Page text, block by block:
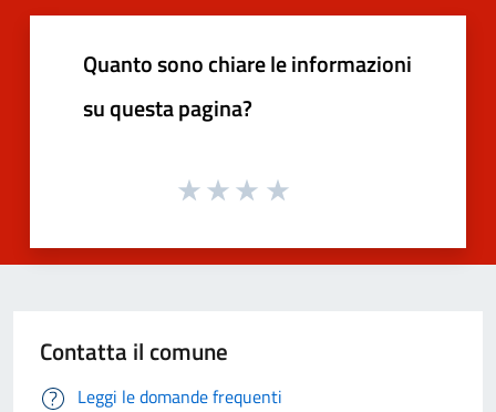
Quanto sono chiare le informazioni
su questa pagina?
Contatta il comune
Leggi le domande frequenti